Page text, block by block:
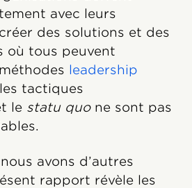
avec leurs
des solutions et des
où tous peuvent
leadership
tactiques
le statu quone sont pas
avons d’autres
rapport révèle les